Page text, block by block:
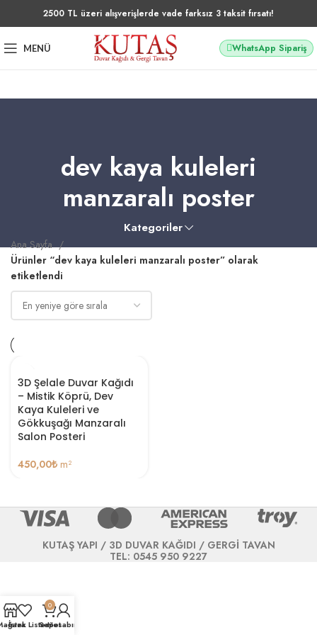
2500 TL üzeri alışverişlerde vade farksız 3 taksit fırsatı!
MENÜ WhatsApp Sipariş
dev kaya kuleleri
manzaralı poster
Kategoriler
Ana Sayfa
Ürünler “dev kaya kuleleri manzaralı poster” olarak
etiketlendi
3D Şelale Duvar Kağıdı
– Mistik Köprü, Dev
Kaya Kuleleri ve
Gökkuşağı Manzaralı
Salon Posteri
450,00₺ m²
KUTAŞ YAPI / 3D DUVAR KAĞIDI / GERGİ TAVAN
TEL: 0545 950 9227
İstek Listesi
0
Sepet
Hesabım